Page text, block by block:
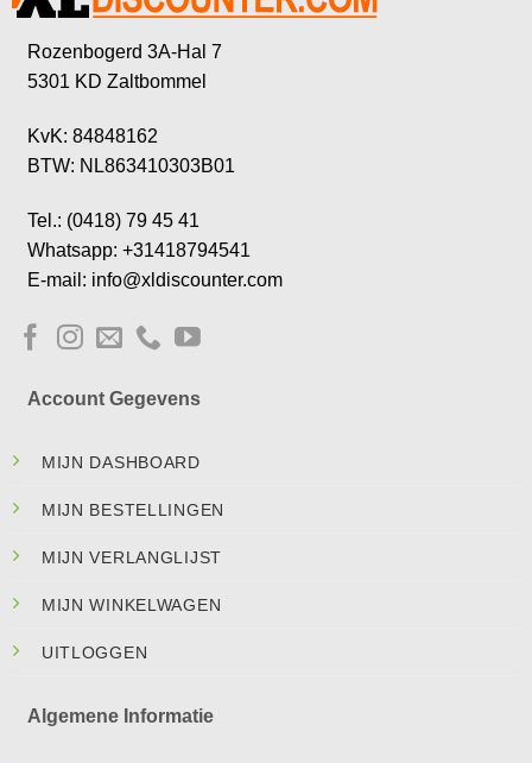
Rozenbogerd 3A-Hal 7
5301 KD Zaltbommel
KvK: 84848162
BTW: NL863410303B01
Tel.: (0418) 79 45 41
Whatsapp: +31418794541
E-mail: info@xldiscounter.com
Account Gegevens
MIJN DASHBOARD
MIJN BESTELLINGEN
MIJN VERLANGLIJST
MIJN WINKELWAGEN
UITLOGGEN
Algemene Informatie